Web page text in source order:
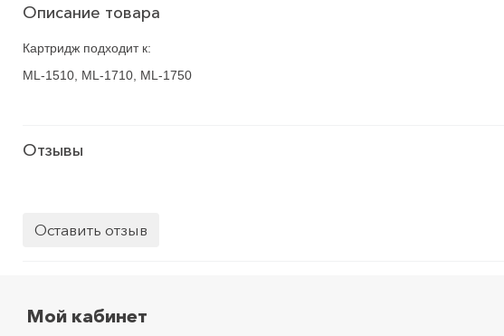
Описание товара
Картридж подходит к:
ML-1510, ML-1710, ML-1750
Отзывы
Оставить отзыв
Мой кабинет